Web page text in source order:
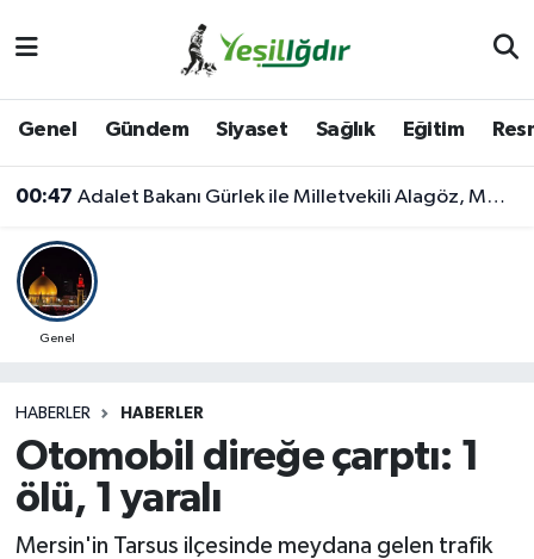
Genel Gündem Siyaset Sağlık Eğitim
00:47 Adalet Bakanı Gürlek ile Milletvekili Alagöz, MHP İl Başkanlığını Ziyaret Etti
Genel
HABERLER HABERLER
Otomobil direğe çarptı: 1
ölü, 1 yaralı
Mersin'in Tarsus ilçesinde meydana gelen trafik
Iğdır Trafik Yoğunluk Haritası
Süper Lig Puan Durumu ve Fikstür
Son Dakika Haberleri
Haber Arşivi